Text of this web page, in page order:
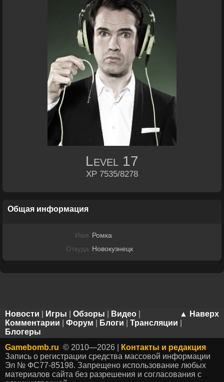
Level 17
XP 7535/8278
Общая информация
Имя Ромка
Откуда Новокузнецк
▲ Наверх
Новости Игры Обзоры Видео
Комментарии
Форум Блоги Трансляции
Блогеры
Gamebomb.ru © 2010—2026 |
Контакты и редакция
Запись о регистрации средства массовой информации
Эл № ФС77-85198. Запрещено использование любых
материалов сайта без разрешения и согласования с